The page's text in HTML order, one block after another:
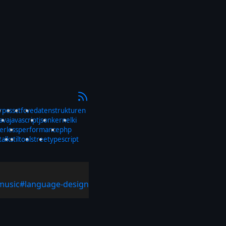
cssctfcvedatenstrukturen
javascriptjsonkernelki
performancephp
tiltoolstreetypescript
#language-design